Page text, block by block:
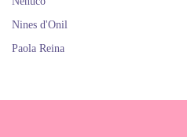
Nines d'Onil
Paola Reina